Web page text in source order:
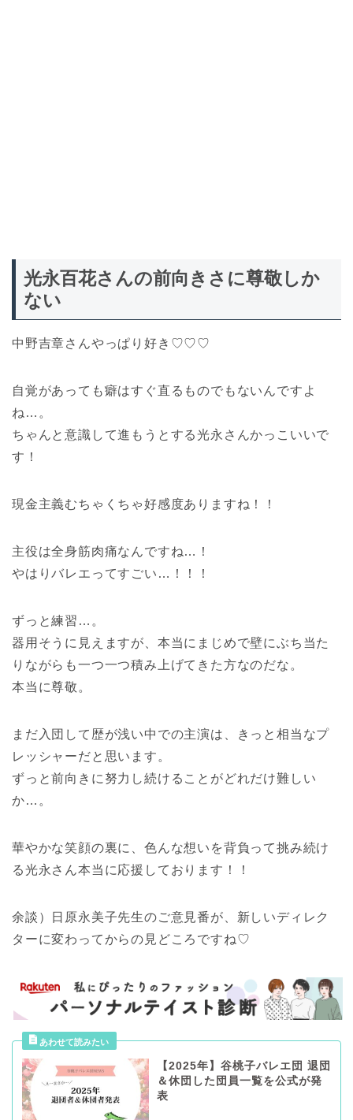
光永百花さんの前向きさに尊敬しか
ない
中野吉章さんやっぱり好き♡♡♡
自覚があっても癖はすぐ直るものでもないんですよ
ね…。
ちゃんと意識して進もうとする光永さんかっこいいで
す！
現金主義むちゃくちゃ好感度ありますね！！
主役は全身筋肉痛なんですね…！
やはりバレエってすごい…！！！
ずっと練習…。
器用そうに見えますが、本当にまじめで壁にぶち当た
りながらも一つ一つ積み上げてきた方なのだな。
本当に尊敬。
まだ入団して歴が浅い中での主演は、きっと相当なプ
レッシャーだと思います。
ずっと前向きに努力し続けることがどれだけ難しい
か…。
華やかな笑顔の裏に、色んな想いを背負って挑み続け
る光永さん本当に応援しております！！
余談）日原永美子先生のご意見番が、新しいディレク
ターに変わってからの見どころですね♡
【2025年】谷桃子バレエ団 退団
＆休団した団員一覧を公式が発
表